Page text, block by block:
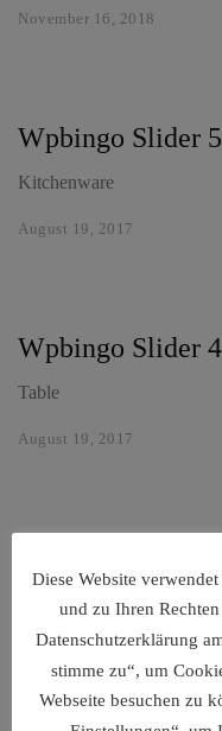
November 16, 2018
Wpbingo Slider 5
Kitchenware
August 19, 2017
Wpbingo Slider 4
Table
August 19, 2017
Wooden chairs
August 19, 2017
Diese Website
und zu Ihren
Datenschutzerklärung
stimme zu“, um
Webseite besuchen zu